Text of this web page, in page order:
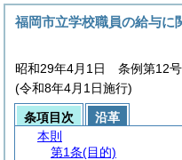
福岡市立学校職員の給与に
昭和29年4月1日 条例第12号
(令和8年4月1日施行)
条項目次
沿革
本則
第1条(目的)